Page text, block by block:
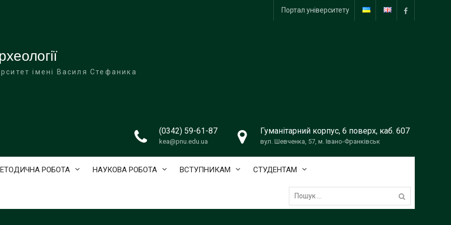
facebook
Портал університету
імені Василя Стефаника
(0342) 59-61-87
kea@pnu.edu.ua
Гуманітарний корпус, 6 поверх, каб. 607
вул. Шевченка, 57, м. Івано-Франківськ
РОБОТА НАУКОВА РОБОТА ВСТУПНИКАМ СТУДЕНТАМ
Пошук: